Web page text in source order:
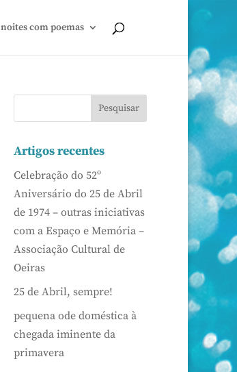
noites com poemas
Artigos recentes
Celebração do 52º
Aniversário do 25 de Abril
de 1974 – outras iniciativas
com a Espaço e Memória –
Associação Cultural de
Oeiras
25 de Abril, sempre!
pequena ode doméstica à
chegada iminente da
primavera